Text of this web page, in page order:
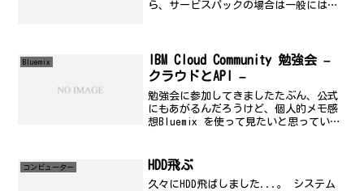
ら、サービスパックの場合は一般にはほ
く...
Bluemix
IBM Cloud Community 勉強会 –
クラウドとAPI –
勉強会に参加してきましたたぶん、公式
にもあがるんだろうけど、個人的メモ感
想Bluemix を使って見たいと思っている
た。分会設立の挨拶資料 IBM Cloud
Com...
コンビューター HDD飛ぶ
久々にHDD飛ばしました...。 システム